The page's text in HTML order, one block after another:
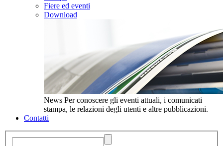
Fiere ed eventi
Download
News Per conoscere gli eventi attuali, i comunicati
stampa, le relazioni degli utenti e altre pubblicazioni.
Contatti